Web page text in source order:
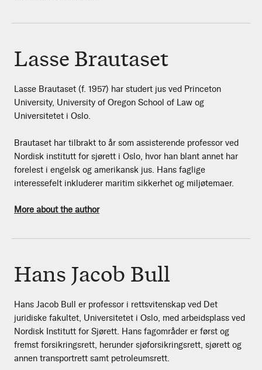
Lasse Brautaset
Lasse Brautaset (f. 1957) har studert jus ved Princeton
University, University of Oregon School of Law og
Universitetet i Oslo.
Brautaset har tilbrakt to år som assisterende professor ved
Nordisk institutt for sjørett i Oslo, hvor han blant annet har
forelest i engelsk og amerikansk jus. Hans faglige
interessefelt inkluderer maritim sikkerhet og miljøtemaer.
More about the author
Hans Jacob Bull
Hans Jacob Bull er professor i rettsvitenskap ved Det
juridiske fakultet, Universitetet i Oslo, med arbeidsplass ved
Nordisk Institutt for Sjørett. Hans fagområder er først og
fremst forsikringsrett, herunder sjøforsikringsrett, sjørett og
annen transportrett samt petroleumsrett.